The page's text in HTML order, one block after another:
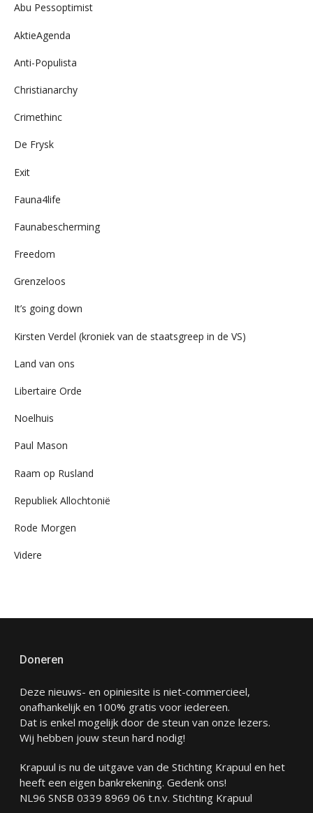
Abu Pessoptimist
AktieAgenda
Anti-Populista
Christianarchy
Crimethinc
De Frysk
Exit
Fauna4life
Faunabescherming
Freedom
Grenzeloos
It’s going down
Kirsten Verdel (kroniek van de staatsgreep in de VS)
Land van ons
Libertaire Orde
Noelhuis
Paul Mason
Raam op Rusland
Republiek Allochtonië
Rode Morgen
Videre
Doneren
Deze nieuws- en opiniesite is niet-commercieel,
onafhankelijk en 100% gratis voor iedereen.
Dat is enkel mogelijk door de steun van onze lezers.
Wij hebben jouw steun hard nodig!
Krapuul is nu de uitgave van de Stichting Krapuul en het
heeft een eigen bankrekening. Gedenk ons!
NL96 SNSB 0339 8969 06 t.n.v. Stichting Krapuul